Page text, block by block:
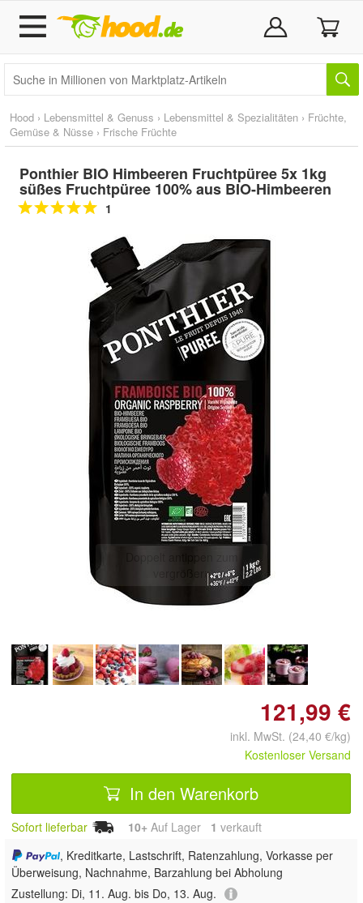
Hood › Lebensmittel & Genuss › Lebensmittel & Spezialitäten › Früchte,
Gemüse & Nüsse › Frische Früchte
Ponthier BIO Himbeeren Fruchtpüree 5x 1kg
süßes Fruchtpüree 100% aus BIO-Himbeeren
1
vergrößern
121,99 €
inkl. MwSt. (24,40 €/kg)
Kostenloser Versand
In den Warenkorb
Sofort lieferbar 10+ Auf Lager 1 verkauft
, Kreditkarte, Lastschrift, Ratenzahlung, Vorkasse per
Überweisung, Nachnahme, Barzahlung bei Abholung
Zustellung: Di, 11. Aug. bis Do, 13. Aug.